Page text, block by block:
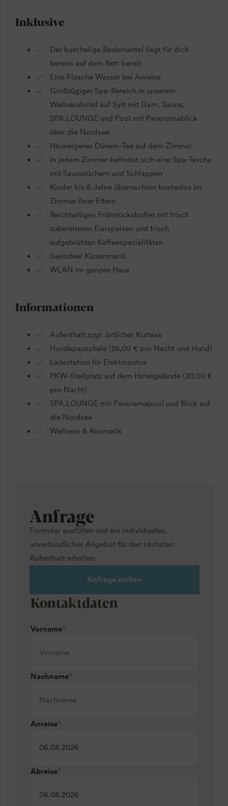
Inklusive
Der kuschelige Bademantel liegt für dich
bereits auf dem Bett bereit
Eine Flasche Wasser bei Anreise
Großzügiger Spa-Bereich in unserem
Wellnesshotel auf Sylt mit Gym, Sauna,
SPA.LOUNGE und Pool mit Panoramablick
über die Nordsee
Hauseigener Dünem-Tee auf dem Zimmer
In jedem Zimmer befindet sich eine Spa-Tasche
mit Saunatüchern und Schlappen
Kinder bis 6 Jahre übernachten kostenlos im
Zimmer ihrer Eltern
Reichhaltiges Frühstücksbuffet mit frisch
zubereiteten Eierspeisen und frisch
aufgebrühten Kaffeespezialitäten
Swissfeel Kissenmenü
WLAN im ganzen Haus
Informationen
Aufenthalt zzgl. örtlicher Kurtaxe
Hundepauschale (25,00 € pro Nacht und Hund)
Ladestation für Elektroautos
PKW-Stellplatz auf dem Hotelgelände (20,00 €
pro Nacht)
SPA.LOUNGE mit Panoramapool und Blick auf
die Nordsee
Wellness & Kosmetik
Anfrage
Formular ausfüllen und ein individuelles,
unverbindliches Angebot für den nächsten
Aufenthalt erhalten.
Anfrage stellen
Kontaktdaten
Vorname*
Nachname*
Anreise*
Abreise*